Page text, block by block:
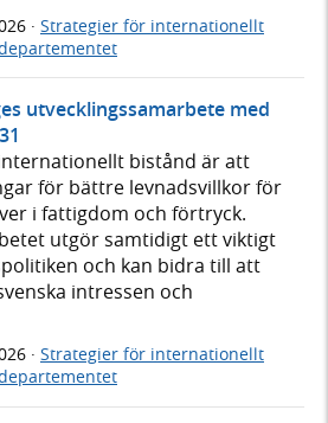
· Strategier för internationellt
utvecklingssamarbete med
bistånd är att
för bättre levnadsvillkor för
i fattigdom och förtryck.
utgör samtidigt ett viktigt
och kan bidra till att
intressen och
· Strategier för internationellt